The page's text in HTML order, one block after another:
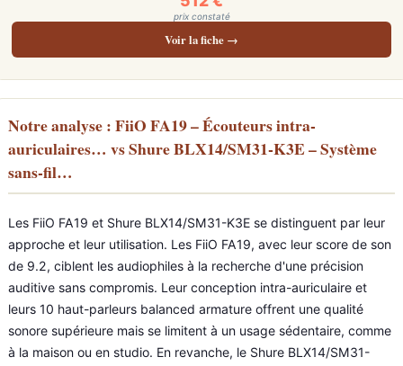
prix constaté
Voir la fiche →
Notre analyse : FiiO FA19 – Écouteurs intra-
auriculaires… vs Shure BLX14/SM31-K3E – Système
sans-fil…
Les FiiO FA19 et Shure BLX14/SM31-K3E se distinguent par leur
approche et leur utilisation. Les FiiO FA19, avec leur score de son
de 9.2, ciblent les audiophiles à la recherche d'une précision
auditive sans compromis. Leur conception intra-auriculaire et
leurs 10 haut-parleurs balanced armature offrent une qualité
sonore supérieure mais se limitent à un usage sédentaire, comme
à la maison ou en studio. En revanche, le Shure BLX14/SM31-